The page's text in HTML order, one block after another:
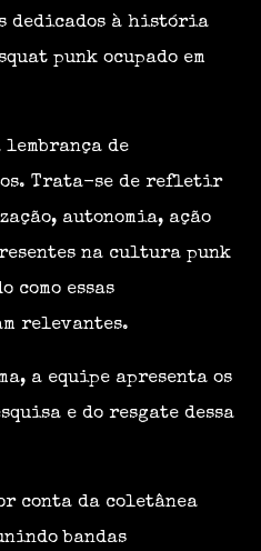
dedicados à história
punk ocupado em
de
Trata-se de refletir
autonomia, ação
na cultura punk
como essas
relevantes.
a equipe apresenta os
e do resgate dessa
conta da coletânea
bandas